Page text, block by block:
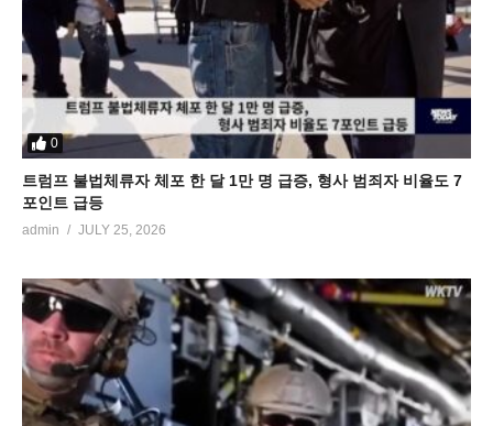
0
트럼프 불법체류자 체포 한 달 1만 명 급증, 형사 범죄자 비율도 7
포인트 급등
admin JULY 25, 2026